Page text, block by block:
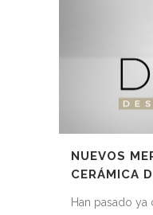
NUEVOS
CERÁMICA
Han pasado